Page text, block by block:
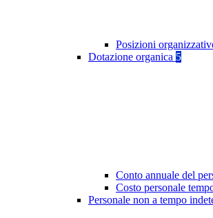
Posizioni
Dotazione organica 5
Conto annuale del
Costo personale
Personale non a tempo